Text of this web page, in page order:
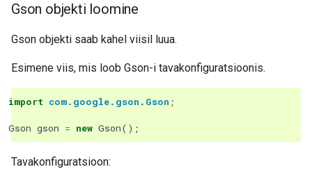
Gson objekti loomine
Gson objekti saab kahel viisil luua.
Esimene viis, mis loob Gson-i tavakonfiguratsioonis.
import com.google.gson.Gson ;
Gson gson = new Gson();
Tavakonfiguratsioon: